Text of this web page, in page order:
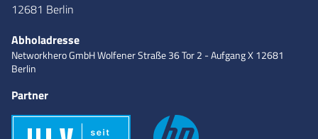
12681 Berlin
Abholadresse
Networkhero GmbHWolfener Straße 36Tor 2 - Aufgang X12681
Berlin
Partner